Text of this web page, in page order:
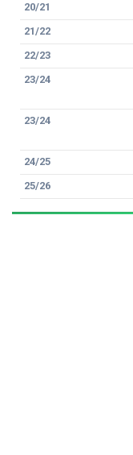
20/21
21/22
22/23
23/24
23/24
24/25
25/26